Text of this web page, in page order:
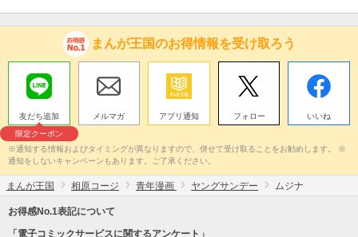
まんが王国のお得情報を受け取ろう
友だち追加
限定クーポン
メルマガ アプリ通知 フォロー いいね
※通知する情報およびタイミングが異なりますので、併せて受け取ることをお勧めします。 ※
通知をしないキャンペーンもあります。ご了承ください。
まんが王国 相原コージ 青年漫画 ヤングサンデー ムジナ
お得感No.1表記について
「電子コミックサービスに関するアンケート」